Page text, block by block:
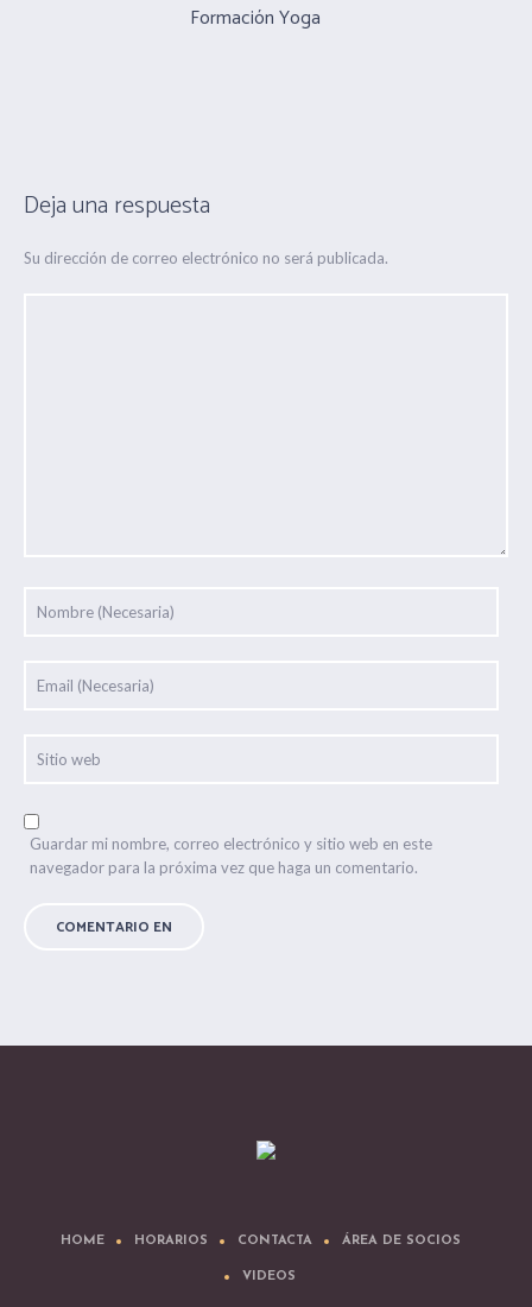
Formación Yoga
Deja una respuesta
Su dirección de correo electrónico no será publicada.
Guardar mi nombre, correo electrónico y sitio web en este
navegador para la próxima vez que haga un comentario.
HOME HORARIOS CONTACTA ÁREA DE SOCIOS
VIDEOS